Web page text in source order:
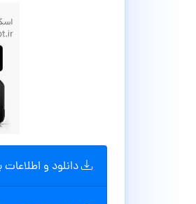
دانلود و اطلاعات